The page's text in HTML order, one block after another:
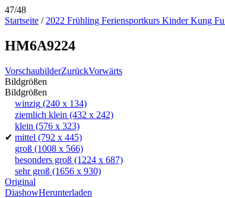
47/48
Startseite / 2022 Frühling Feriensportkurs Kinder Kung
HM6A9224
VorschaubilderZurückVorwärts
Bildgrößen
Bildgrößen
winzig (240 x 134)
ziemlich klein (432 x 242)
klein (576 x 323)
✔ mittel (792 x 445)
groß (1008 x 566)
besonders groß (1224 x 687)
sehr groß (1656 x 930)
Original
DiashowHerunterladen